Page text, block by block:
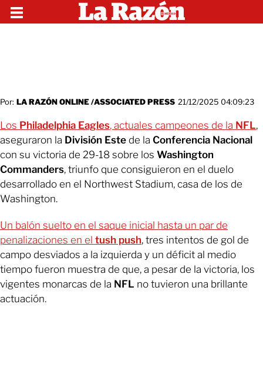
Por: LA RAZÓN ONLINE /ASSOCIATED PRESS 21/12/2025 04:09:23
Los Philadelphia Eagles, actuales campeones de la NFL,
aseguraron la División Este de la Conferencia Nacional
con su victoria de 29-18 sobre los Washington
Commanders, triunfo que consiguieron en el duelo
desarrollado en el Northwest Stadium, casa de los de
Washington.
Un balón suelto en el saque inicial hasta un par de
penalizaciones en el tush push, tres intentos de gol de
campo desviados a la izquierda y un déficit al medio
tiempo fueron muestra de que, a pesar de la victoria, los
vigentes monarcas de la NFL no tuvieron una brillante
actuación.